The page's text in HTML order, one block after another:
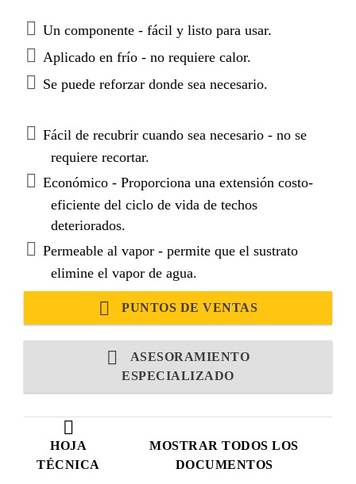
HOJA
TÉCNICA
MOSTRAR TODOS LOS
DOCUMENTOS
de cerámicos en balcones y terrazas.
Un componente - fácil y listo para usar.
Aplicado en frío - no requiere calor.
Se puede reforzar donde sea necesario.
Fácil de recubrir cuando sea necesario - no se
requiere recortar.
Económico - Proporciona una extensión costo-
eficiente del ciclo de vida de techos
deteriorados.
Permeable al vapor - permite que el sustrato
elimine el vapor de agua.
PUNTOS DE VENTAS
ASESORAMIENTO
ESPECIALIZADO